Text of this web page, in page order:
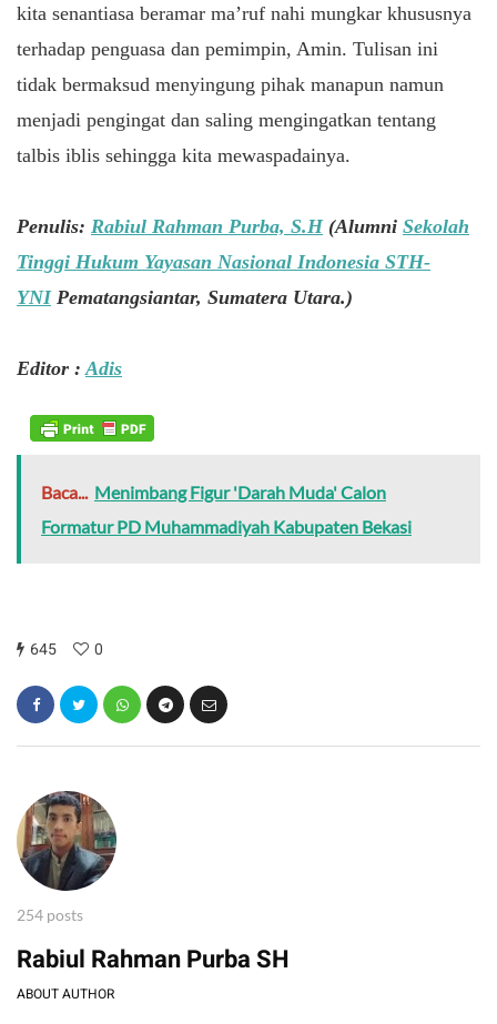
kita senantiasa beramar ma’ruf nahi mungkar khususnya
terhadap penguasa dan pemimpin, Amin. Tulisan ini
tidak bermaksud menyingung pihak manapun namun
menjadi pengingat dan saling mengingatkan tentang
talbis iblis sehingga kita mewaspadainya.
Penulis: Rabiul Rahman Purba, S.H(Alumni Sekolah
Tinggi Hukum Yayasan Nasional Indonesia STH-
YNIPematangsiantar, Sumatera Utara.)
Editor : Adis
Baca... Menimbang Figur 'Darah Muda' Calon
Formatur PD Muhammadiyah Kabupaten Bekasi
645 0
254 posts
Rabiul Rahman Purba SH
ABOUT AUTHOR